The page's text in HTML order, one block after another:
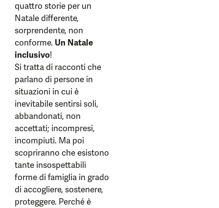
quattro storie per un
Natale differente,
sorprendente, non
conforme. Un Natale
inclusivo!
Si tratta di racconti che
parlano di persone in
situazioni in cui è
inevitabile sentirsi soli,
abbandonati, non
accettati; incompresi,
incompiuti. Ma poi
scopriranno che esistono
tante insospettabili
forme di famiglia in grado
di accogliere, sostenere,
proteggere. Perché è